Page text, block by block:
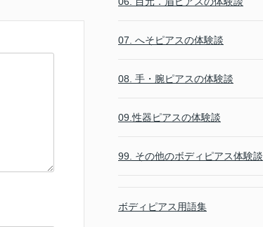
07. へそピアスの体験談
08. 手・腕ピアスの体験談
09.性器ピアスの体験談
99. その他のボディピアス体験談
ボディピアス用語集